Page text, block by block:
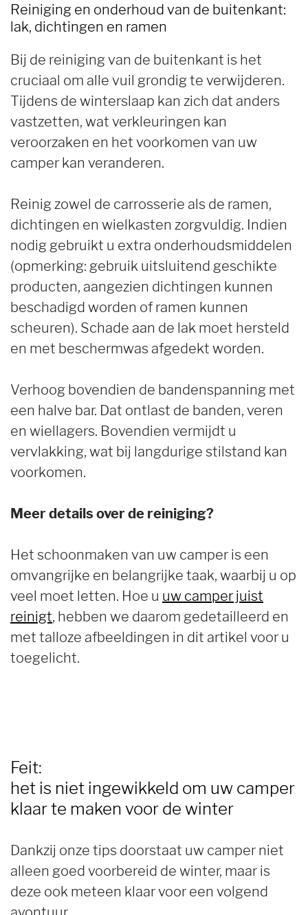
Reiniging en onderhoud van de buitenkant:
lak, dichtingen en ramen
Bij de reiniging van de buitenkant is het
cruciaal om alle vuil grondig te verwijderen.
Tijdens de winterslaap kan zich dat anders
vastzetten, wat verkleuringen kan
veroorzaken en het voorkomen van uw
camper kan veranderen.
Reinig zowel de carrosserie als de ramen,
dichtingen en wielkasten zorgvuldig. Indien
nodig gebruikt u extra onderhoudsmiddelen
(opmerking: gebruik uitsluitend geschikte
producten, aangezien dichtingen kunnen
beschadigd worden of ramen kunnen
scheuren). Schade aan de lak moet hersteld
en met beschermwas afgedekt worden.
Verhoog bovendien de bandenspanning met
een halve bar. Dat ontlast de banden, veren
en wiellagers. Bovendien vermijdt u
vervlakking, wat bij langdurige stilstand kan
voorkomen.
Meer details over de reiniging?
Het schoonmaken van uw camper is een
omvangrijke en belangrijke taak, waarbij u op
veel moet letten. Hoe u uw camper juist
reinigt, hebben we daarom gedetailleerd en
met talloze afbeeldingen in dit artikel voor u
toegelicht.
Feit:
het is niet ingewikkeld om uw camper
klaar te maken voor de winter
Dankzij onze tips doorstaat uw camper niet
alleen goed voorbereid de winter, maar is
deze ook meteen klaar voor een volgend